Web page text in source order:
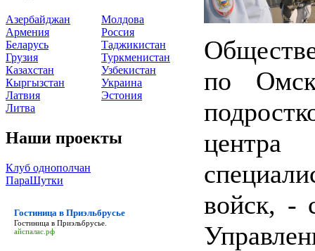
Азербайджан
Армения
Беларусь
Грузия
Казахстан
Кыргызстан
Латвия
Литва
Молдова
Россия
Таджикистан
Туркменистан
Узбекистан
Украина
Эстония
Наши проекты
Клуб однополчан
ПараШутки
Гостиница в Приэльбрусье
Гостиница в Приэльбрусье.
айспалас.рф
по
войск, -